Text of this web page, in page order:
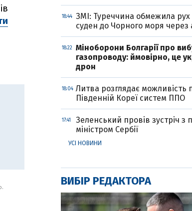
18:44
ЗМІ: Туреччина обмежила
суден до Чорного моря через
18:22
Міноборони Болгарії про
газопроводу: ймовірно, це
дрон
18:04 Литва розглядає можливість
Південній Кореї систем ППО
17:41
Зеленський провів зустріч з
міністром Сербії
УСІ НОВИНИ
ВИБІР РЕДАКТОРА